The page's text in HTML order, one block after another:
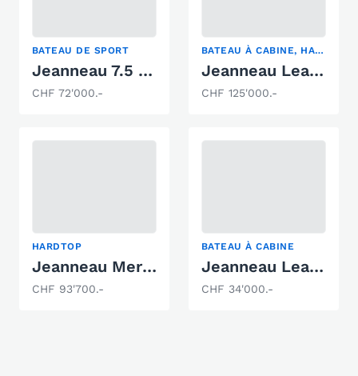
BATEAU DE SPORT
Jeanneau 7.5 WA série 2
CHF 72'000.-
BATEAU À CABINE, HARDTOP, YACHT À MOTEUR
Jeanneau Leader 10
CHF 125'000.-
HARDTOP
Jeanneau Merry Fisher 695 S2
CHF 93'700.-
BATEAU À CABINE
Jeanneau Leader 805
CHF 34'000.-